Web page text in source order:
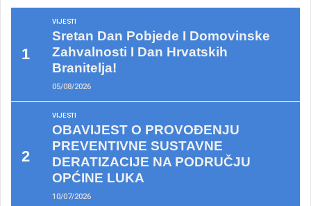
VIJESTI
Sretan Dan Pobjede I Domovinske
Zahvalnosti I Dan Hrvatskih
Branitelja!
05/08/2026
VIJESTI
OBAVIJEST O PROVOĐENJU
PREVENTIVNE SUSTAVNE
DERATIZACIJE NA PODRUČJU
OPĆINE LUKA
10/07/2026